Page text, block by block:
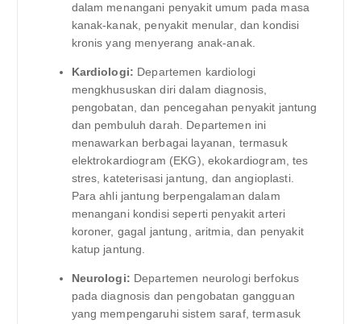
dalam menangani penyakit umum pada masa
kanak-kanak, penyakit menular, dan kondisi
kronis yang menyerang anak-anak.
Kardiologi: Departemen kardiologi
mengkhususkan diri dalam diagnosis,
pengobatan, dan pencegahan penyakit jantung
dan pembuluh darah. Departemen ini
menawarkan berbagai layanan, termasuk
elektrokardiogram (EKG), ekokardiogram, tes
stres, kateterisasi jantung, dan angioplasti.
Para ahli jantung berpengalaman dalam
menangani kondisi seperti penyakit arteri
koroner, gagal jantung, aritmia, dan penyakit
katup jantung.
Neurologi: Departemen neurologi berfokus
pada diagnosis dan pengobatan gangguan
yang mempengaruhi sistem saraf, termasuk